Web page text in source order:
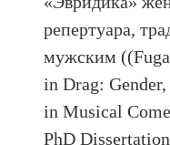
репертуара,
мужским
in Drag:
in Musical
PhD